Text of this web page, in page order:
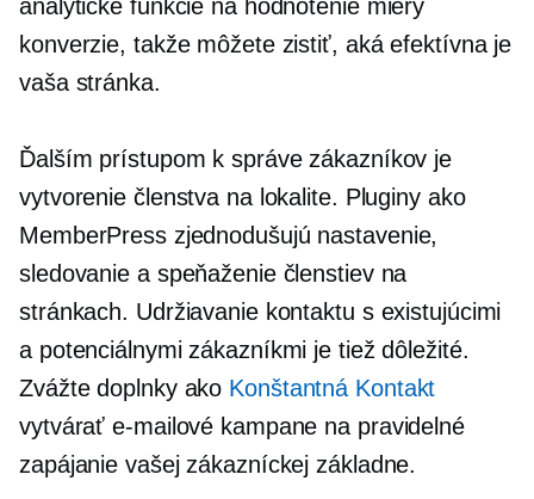
analytické funkcie na hodnotenie miery
konverzie, takže môžete zistiť, aká efektívna je
vaša stránka.
Ďalším prístupom k správe zákazníkov je
vytvorenie členstva na lokalite. Pluginy ako
MemberPress zjednodušujú nastavenie,
sledovanie a speňaženie členstiev na
stránkach. Udržiavanie kontaktu s existujúcimi
a potenciálnymi zákazníkmi je tiež dôležité.
Zvážte doplnky ako Konštantná Kontakt
vytvárať e-mailové kampane na pravidelné
zapájanie vašej zákazníckej základne.